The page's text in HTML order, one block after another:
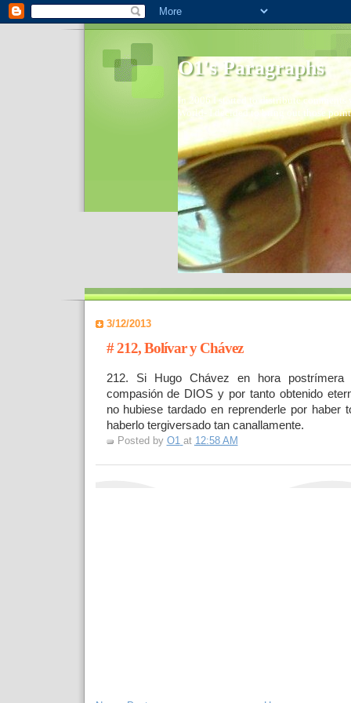
O1's Paragraphs
In 2006 I started to distribute
World- I decided to bring out those
3/12/2013
# 212, Bolívar y Chávez
212. Si Hugo Chávez en hora postrímera
compasión de DIOS y por tanto obtenido
no hubiese tardado en reprenderle por haber
haberlo tergiversado tan canallamente.
Posted by O1 at 12:58 AM